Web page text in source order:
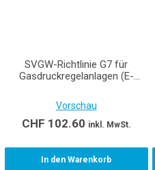
SVGW-Richtlinie G7 für
Gasdruckregelanlagen (E-
Vorschau
CHF 102.60 inkl. MwSt.
In den Warenkorb